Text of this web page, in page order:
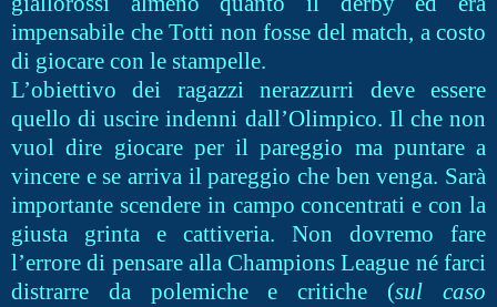
impensabile che Totti non fosse del match, a costo
di giocare con le stampelle.
L’obiettivo dei ragazzi nerazzurri deve essere
quello di uscire indenni dall’Olimpico. Il che non
vuol dire giocare per il pareggio ma puntare a
vincere e se arriva il pareggio che ben venga. Sarà
importante scendere in campo concentrati e con la
giusta grinta e cattiveria. Non dovremo fare
l’errore di pensare alla Champions League né farci
distrarre da polemiche e critiche (sul caso